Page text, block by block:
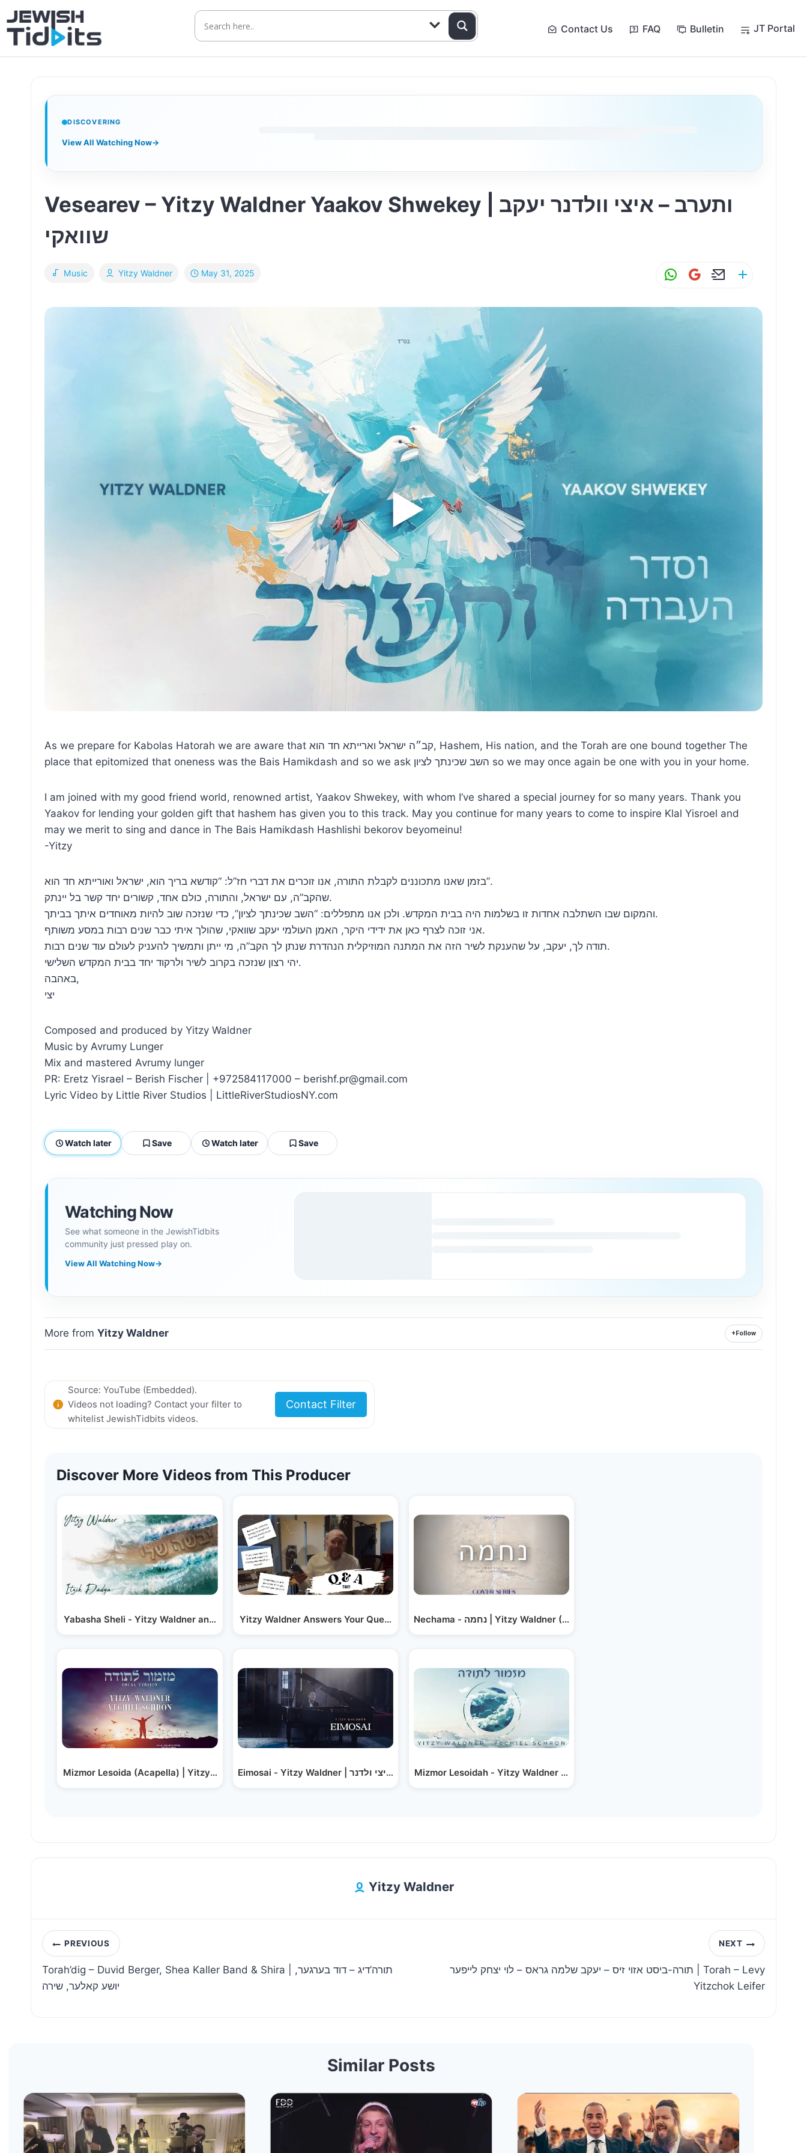
Skip
to
content
Contact Us FAQ Bulletin JT Portal
DISCOVERING
View All Watching Now→
Music
Vesearev – Yitzy Waldner Yaakov Shwekey | ותערב – איצי וולדנר יעקב
שוואקי
Yitzy Waldner May 31, 2025
W
at
G
ai
E
ai ar
As we prepare for Kabolas Hatorah we are aware that קב״ה ישראל וארייתא חד הוא, Hashem, His nation, and the Torah are one bound together The
place that epitomized that oneness was the Bais Hamikdash and so we ask השב שכינתך לציון so we may once again be one with you in your home.
I am joined with my good friend world, renowned artist, Yaakov Shwekey, with whom I’ve shared a special journey for so many years. Thank you
Yaakov for lending your golden gift that hashem has given you to this track. May you continue for many years to come to inspire Klal Yisroel and
may we merit to sing and dance in The Bais Hamikdash Hashlishi bekorov beyomeinu!
-Yitzy
בזמן שאנו מתכוננים לקבלת התורה, אנו זוכרים את דברי חז”ל: “קודשא בריך הוא, ישראל ואורייתא חד הוא”.
שהקב”ה, עם ישראל, והתורה, כולם אחד, קשורים יחד קשר בל יינתק.
והמקום שבו השתלבה אחדות זו בשלמות היה בבית המקדש. ולכן אנו מתפללים: “השב שכינתך לציון”, כדי שנזכה שוב להיות מאוחדים איתך בביתך.
אני זוכה לצרף כאן את ידידי היקר, האמן העולמי יעקב שוואקי, שהולך איתי כבר שנים רבות במסע משותף.
תודה לך, יעקב, על שהענקת לשיר הזה את המתנה המוזיקלית הנהדרת שנתן לך הקב”ה, מי ייתן ותמשיך להעניק לעולם עוד שנים רבות.
יהי רצון שנזכה בקרוב לשיר ולרקוד יחד בבית המקדש השלישי.
באהבה,
יצי
Composed and produced by Yitzy Waldner
Music by Avrumy Lunger
Mix and mastered Avrumy lunger
PR: Eretz Yisrael – Berish Fischer | +972584117000 – berishf.pr@gmail.com
Lyric Video by Little River Studios | LittleRiverStudiosNY.com
Watch later Save Watch later Save
Watching Now
See what someone in the JewishTidbits
community just pressed play on.
View All Watching Now→
More fromYitzy Waldner + Follow
Source: YouTube (Embedded).
Videos not loading? Contact your filter to
whitelist JewishTidbits videos.
Contact Filter
Discover More Videos from This Producer
Yabasha Sheli - Yitzy Waldner and Itzik Dadya | יבשה…
Mizmor Lesoida (Acapella) | Yitzy Waldner - Yechiel Schron
Yitzy Waldner Answers Your Questions! (Exclusive Q&A)
Eimosai - Yitzy Waldner | אימתי - איצי ולדנר
Nechama - נחמה | Yitzy Waldner (Cover Series)
Mizmor Lesoidah - Yitzy Waldner & Yechiel Schron |…
Yitzy Waldner
Post
navigation
PREVIOUS
Torah’dig – Duvid Berger, Shea Kaller Band & Shira | תורה’דיג – דוד בערגער,
יושע קאלער, שירה
NEXT
תורה-ביסט אזוי זיס – יעקב שלמה גראס – לוי יצחק לייפער | Torah – Levy
Yitzchok Leifer
Similar Posts